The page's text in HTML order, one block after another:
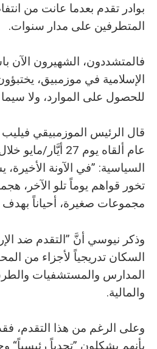
بوادر تقدم بعدما عانت من
المتطرفين على مدار سنوات.
فالمتشددون، الشهيرون الآن
الإسلامية في موزمبيق،
للحصول على الموارد، ولا سيما
قال الرئيس الموزمبيقي
عام ألقاه يوم 27
السياسية: ”في الآونة الأخيرة،
تخور قواهم يوماً تلو الآخر،
مجموعات صغيرة، أحياناً بهدف
وذكر نيوسي أنَّ ”التقدم ضد
السكان تدريجياً لأجزاء من
المدارس والمستشفيات
والمالية.
وعلى الرغم من هذا التقدم،
بأنهم يشكلون ”تحدياً